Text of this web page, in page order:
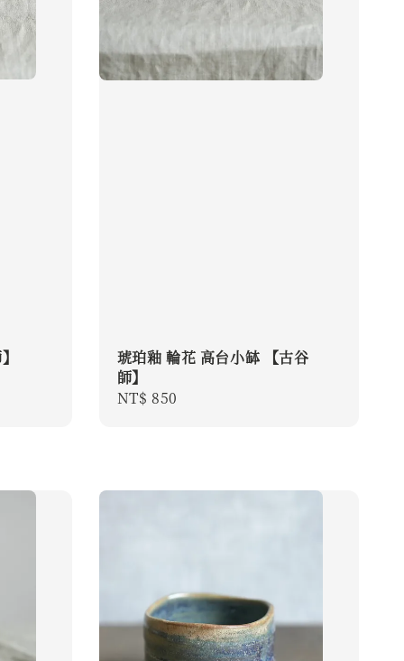
琥珀釉 輪花 高台小缽 【古谷
師】
Regular
NT$ 850